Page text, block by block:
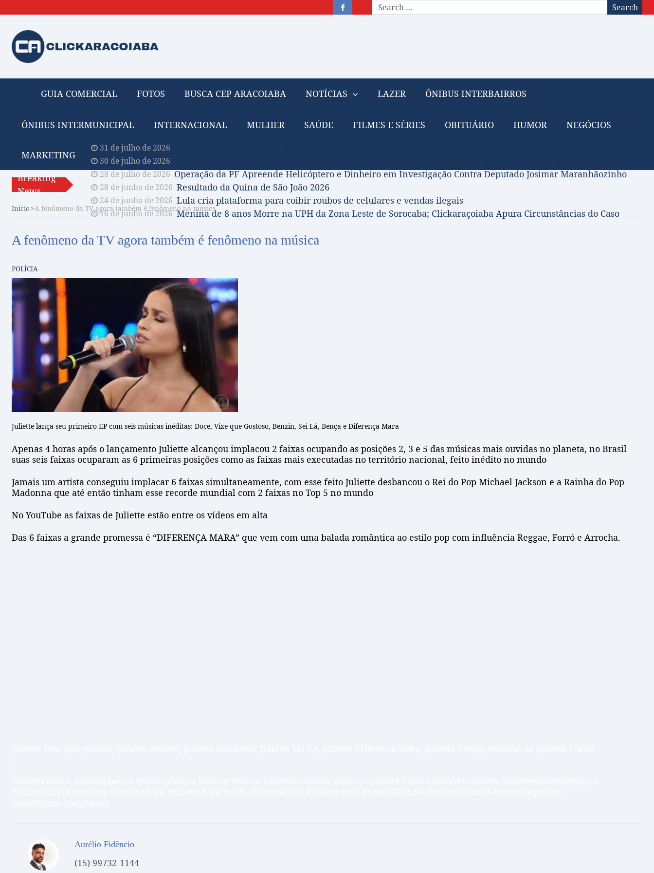
Search
GUIA COMERCIAL FOTOS BUSCA CEP ARACOIABA NOTÍCIAS LAZER ÔNIBUS INTERBAIRROS
ÔNIBUS INTERMUNICIPAL INTERNACIONAL MULHER SAÚDE FILMES E SÉRIES OBITUÁRIO HUMOR NEGÓCIOS
MARKETING
Breaking
News
31 de julho de 2026
30 de julho de 2026
28 de julho de 2026 Operação da PF Apreende Helicóptero e Dinheiro em Investigação Contra Deputado Josimar Maranhãozinho
28 de junho de 2026 Resultado da Quina de São João 2026
24 de junho de 2026 Lula cria plataforma para coibir roubos de celulares e vendas ilegais
16 de junho de 2026 Menina de 8 anos Morre na UPH da Zona Leste de Sorocaba; Clickaraçoiaba Apura Circunstâncias do Caso
Início A fenômeno da TV agora também é fenômeno na música
A fenômeno da TV agora também é fenômeno na música
POLÍCIA
Juliette lança seu primeiro EP com seis músicas inéditas: Doce, Vixe que Gostoso, Benzin, Sei Lá, Bença e Diferença Mara
Apenas 4 horas após o lançamento Juliette alcançou implacou 2 faixas ocupando as posições 2, 3 e 5 das músicas mais ouvidas no planeta, no Brasil
suas seis faixas ocuparam as 6 primeiras posições como as faixas mais executadas no território nacional, feito inédito no mundo
Jamais um artista conseguiu implacar 6 faixas simultaneamente, com esse feito Juliette desbancou o Rei do Pop Michael Jackson e a Rainha do Pop
Madonna que até então tinham esse recorde mundial com 2 faixas no Top 5 no mundo
No YouTube as faixas de Juliette estão entre os vídeos em alta
Das 6 faixas a grande promessa é “DIFERENÇA MARA” que vem com uma balada romântica ao estilo pop com influência Reggae, Forró e Arrocha.
Aurélio Fidêncio
(15) 99732-1144